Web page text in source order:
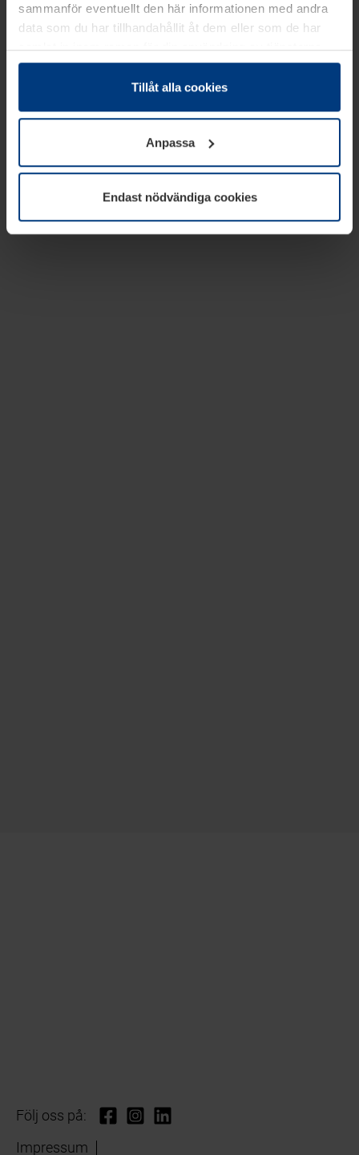
sammanför eventuellt den här informationen med andra
data som du har tillhandahållit åt dem eller som de har
samlat in inom ramen för din användning av tjänsterna.
Juridiskt kan vi lagra kakor på din enhet, om de är
absolut nödvändiga för driften av den här webbplatsen.
godkännande kan du när som helst ändra eller återkalla i
informationen om kakor underDataskyddsförklaring
vår webbplats.
Tillåt alla cookies
Anpassa
Endast nödvändiga cookies
Följ oss på:
Impressum